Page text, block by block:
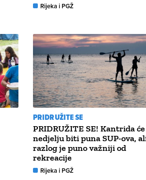
Rijeka i PGŽ
PRIDRUŽITE SE
PRIDRUŽITE SE! Kantrida
nedjelju biti puna SUP-ova,
razlog je puno važniji od
rekreacije
Rijeka i PGŽ